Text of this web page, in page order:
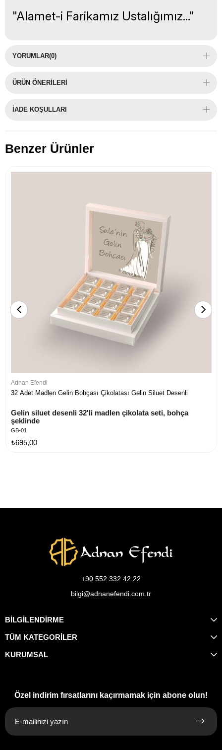
"Alamet-i Farikamız Ustalığımız..."
YORUMLAR(0)
ÜRÜN ÖNERILERI
İADE KOŞULLARI
Benzer Ürünler
Adnan Efendi
32 Adet Madlen Gelin Bohçası Çikolatası Gelin Siluet Desenli
Gelin siluet desenli 32'li madlen çikolata seti, bohça
şeklinde
GB-01
₺695,00
+90 552 332 42 22
bilgi@adnanefendi.com.tr
BİLGİLENDİRME
TÜM KATEGORİLER
KURUMSAL
Özel indirim fırsatlarını kaçırmamak için abone olun!